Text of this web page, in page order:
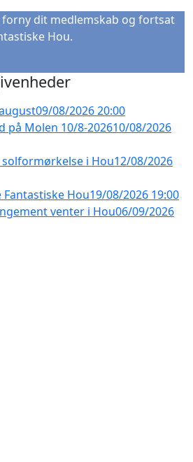
forny dit medlemskab og fortsat
Hou.
09/08/2026 20:00
på Molen 10/8-202610/08/2026
i Hou12/08/2026
Hou19/08/2026 19:00
venter i Hou06/09/2026